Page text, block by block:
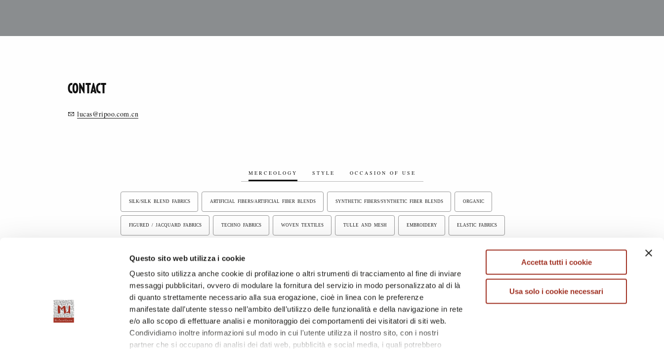
Questo sito web utilizza i cookie
Questo sito utilizza anche cookie di profilazione o altri strumenti di tracciamento al fine di inviare
messaggi pubblicitari, ovvero di modulare la fornitura del servizio in modo personalizzato al di là
di quanto strettamente necessario alla sua erogazione, cioè in linea con le preferenze
manifestate dall’utente stesso nell’ambito dell’utilizzo delle funzionalità e della navigazione in rete
e/o allo scopo di effettuare analisi e monitoraggio dei comportamenti dei visitatori di siti web.
Condividiamo inoltre informazioni sul modo in cui l'utente utilizza il nostro sito, con i nostri
partner che si occupano di analisi dei dati web, pubblicità e social media, i quali potrebbero
Accetta tutti i cookie
Usa solo i cookie necessari
CONTACT
lucas@ripoo.com.cn
MERCEOLOGY STYLE OCCASION OF USE
SILK/SILK BLEND FABRICS ARTIFICIAL FIBERS/ARTIFICIAL FIBER BLENDS SYNTHETIC FIBERS/SYNTHETIC FIBER BLENDS ORGANIC
FIGURED / JACQUARD FABRICS TECHNO FABRICS WOVEN TEXTILES TULLE AND MESH EMBROIDERY ELASTIC FABRICS